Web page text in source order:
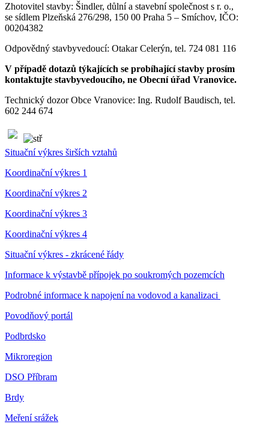
Zhotovitel stavby: Šindler, důlní a stavební společnost s r. o.,
se sídlem Plzeňská 276/298, 150 00 Praha 5 – Smíchov, IČO:
00204382
Odpovědný stavbyvedoucí: Otakar Celerýn, tel. 724 081 116
V případě dotazů týkajících se probíhající stavby prosím
kontaktujte stavbyvedoucího, ne Obecní úřad Vranovice.
Technický dozor Obce Vranovice: Ing. Rudolf Baudisch, tel.
602 244 674
Situační výkres širších vztahů
Koordinační výkres 1
Koordinační výkres 2
Koordinační výkres 3
Koordinační výkres 4
Situační výkres - zkrácené řády
Informace k výstavbě přípojek po soukromých pozemcích
Podrobné informace k napojení na vodovod a kanalizaci
Povodňový portál
Podbrdsko
Mikroregion
DSO Příbram
Brdy
Meření srážek